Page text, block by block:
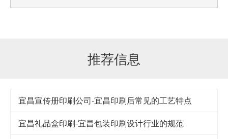
推荐信息
宜昌宣传册印刷公司-宜昌印刷后常见的工艺特点
宜昌礼品盒印刷-宜昌包装印刷设计行业的规范